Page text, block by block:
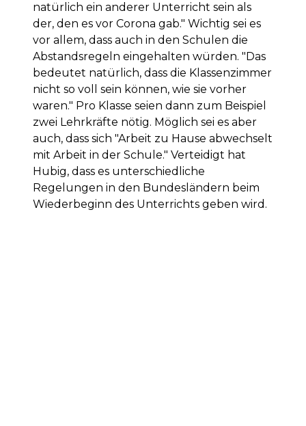
natürlich ein anderer Unterricht sein als
der, den es vor Corona gab." Wichtig sei es
vor allem, dass auch in den Schulen die
Abstandsregeln eingehalten würden. "Das
bedeutet natürlich, dass die Klassenzimmer
nicht so voll sein können, wie sie vorher
waren." Pro Klasse seien dann zum Beispiel
zwei Lehrkräfte nötig. Möglich sei es aber
auch, dass sich "Arbeit zu Hause abwechselt
mit Arbeit in der Schule." Verteidigt hat
Hubig, dass es unterschiedliche
Regelungen in den Bundesländern beim
Wiederbeginn des Unterrichts geben wird.